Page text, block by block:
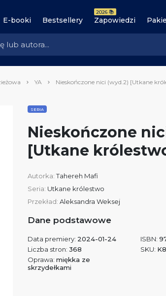
E-booki Bestsellery Zapowiedzi
2026 📚
YA Nieskończone nici (wyd.2) [Utkane
SERIA
Nieskończone
[Utkane
Autorka:Tahereh Mafi
Seria: Utkane królestwo
Przekład: Aleksandra Weksej
Dane podstawowe
Data premiery: 2024-01-24
Liczba stron: 368
Oprawa: miękka ze
skrzydełkami
ISBN:
SKU: